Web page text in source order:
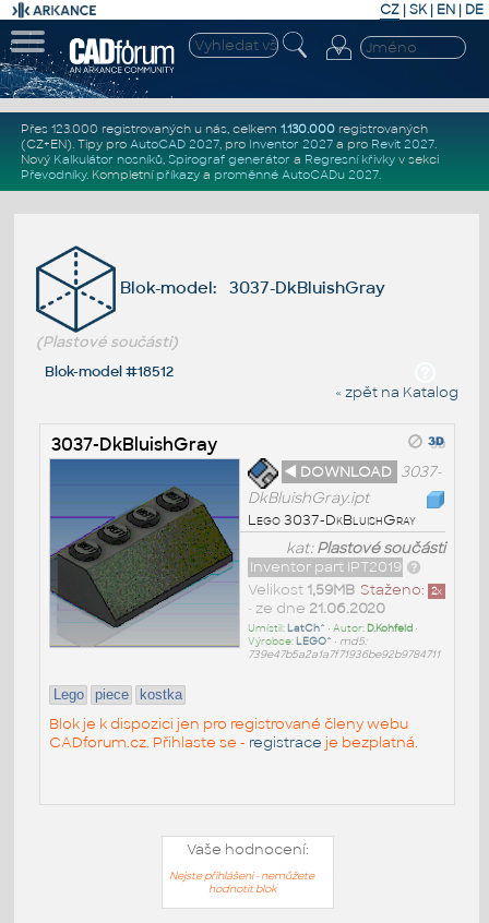
CZ | SK| EN | DE
Přes 123.000 registrovaných u nás, celkem 1.130.000registrovaných
(CZ+EN). Tipy pro AutoCAD 2027, pro Inventor 2027a pro Revit 2027.
Nový Kalkulátor nosníků, Spirograf generátor a Regresní křivkyv sekci
Převodníky. Kompletní příkazya proměnné AutoCADu 2027.
Blok-model: 3037-DkBluishGray
(Plastové součásti)
Blok-model #18512
« zpět na Katalog
3037-DkBluishGray
◄ DOWNLOAD 3037-
DkBluishGray.ipt
Lego 3037-DkBluishGray
kat:Plastové součásti
Inventor part IPT2019
Staženo: 2x
Velikost 1,59MB
• ze dne 21.06.2020
Umístil: LatCh^ • Autor: D.Kohfeld•
Výrobce: LEGO^ • md5:
739e47b5a2a1a7f71936be92b9784711
Lego piece kostka
Blok je k dispozici jen pro registrované členy webu
CADforum.cz. Přihlaste se - registrace je bezplatná.
Vaše hodnocení:
Nejste přihlášeni - nemůžete
hodnotit blok